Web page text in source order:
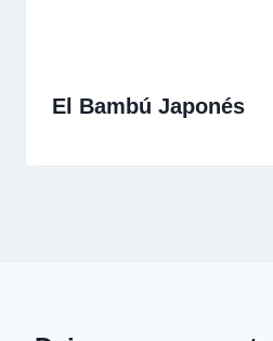
El Bambú Japonés